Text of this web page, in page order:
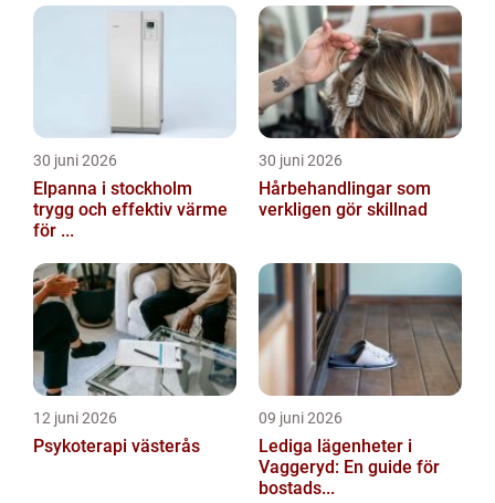
30 juni 2026
Elpanna i stockholm
trygg och effektiv värme
för ...
30 juni 2026
Hårbehandlingar som
verkligen gör skillnad
12 juni 2026
Psykoterapi västerås
09 juni 2026
Lediga lägenheter i
Vaggeryd: En guide för
bostads...